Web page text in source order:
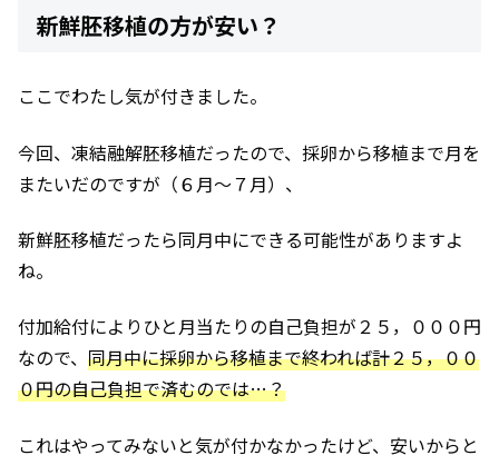
新鮮胚移植の方が安い？
ここでわたし気が付きました。
今回、凍結融解胚移植だったので、採卵から移植まで月を
またいだのですが（６月～７月）、
新鮮胚移植だったら同月中にできる可能性がありますよ
ね。
付加給付によりひと月当たりの自己負担が２５，０００円
なので、 同月中に採卵から移植まで終われば計２５，００
０円の自己負担で済むのでは…？
これはやってみないと気が付かなかったけど、安いからと